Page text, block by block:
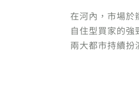
在河內，市場
自住型買家的
兩大都市持續扮